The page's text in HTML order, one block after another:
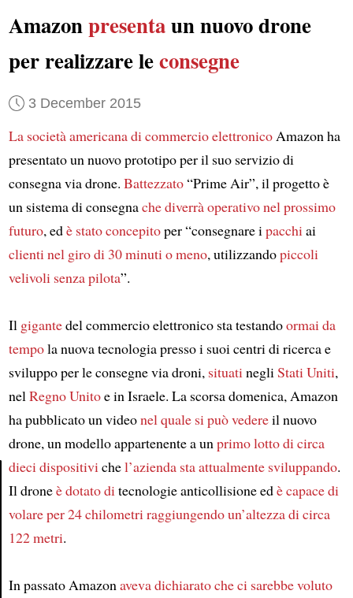
Amazonpresentaun nuovo drone
per realizzare leconsegne
3 December 2015
La società americana di commercio elettronicoAmazon ha
presentato un nuovo prototipo per il suo servizio di
consegna via drone. Battezzato“Prime Air”, il progetto è
un sistema di consegnache diverrà operativonel prossimo
futuro, edè stato concepitoper “consegnare ipacchiai
clientinel giro di 30 minuti o meno, utilizzandopiccoli
velivoli senza pilota”.
Il gigantedel commercio elettronico sta testandoormai da
tempola nuova tecnologia presso i suoi centri di ricerca e
sviluppo per le consegne via droni, situatinegliStati Uniti,
nelRegno Unitoe in Israele. La scorsa domenica, Amazon
ha pubblicato un videonel quale si può vedereil nuovo
drone, un modello appartenente a unprimo lotto di circa
dieci dispositivichel’azienda sta attualmente sviluppando.
Il droneè dotato ditecnologie anticollisione edè capace di
volare per 24 chilometriraggiungendo un’altezza di circa
122 metri.
In passato Amazonaveva dichiaratoche ci sarebbe voluto